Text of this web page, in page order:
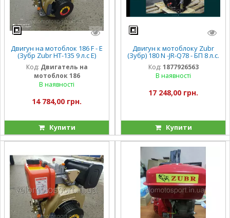
Двигун на мотоблок 186 F - E
(Зубр Zubr НТ-135 9 л.с Е)
электро
Код: Двигатель на
мотоблок 186
В наявності
14 784,00 грн.
Купити
Двигун к мотоблоку Zubr
(Зубр) 180 N -JR-Q78 - БП 8 л.с.
ручной - ПЛЮС
Код: 1877926563
В наявності
17 248,00 грн.
Купити